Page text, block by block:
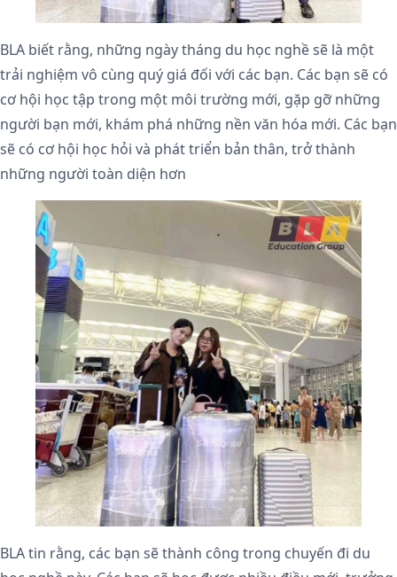
BLA biết rằng, những ngày tháng du học nghề sẽ là một
trải nghiệm vô cùng quý giá đối với các bạn. Các bạn sẽ có
cơ hội học tập trong một môi trường mới, gặp gỡ những
người bạn mới, khám phá những nền văn hóa mới. Các bạn
sẽ có cơ hội học hỏi và phát triển bản thân, trở thành
những người toàn diện hơn
BLA tin rằng, các bạn sẽ thành công trong chuyến đi du